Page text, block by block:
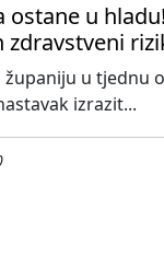
ostane u
zdravstveni
u tjednu
izrazit...